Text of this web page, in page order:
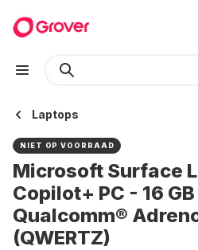
Laptops
NIET OP VOORRAAD
Microsoft Surface
Copilot+ PC - 16
Qualcomm®
(QWERTZ)